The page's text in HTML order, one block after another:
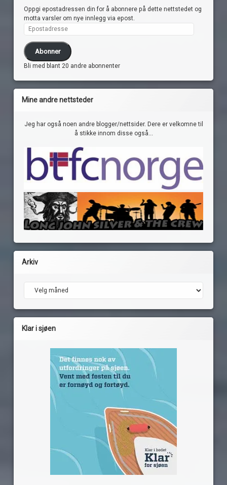
Oppgi epostadressen din for å abonnere på dette nettstedet og
motta varsler om nye innlegg via epost.
Epostadresse
Abonner
Bli med blant 20 andre abonnenter
Mine andre nettsteder
Jeg har også noen andre blogger/nettsider. Dere er velkomne til
å stikke innom disse også...
Arkiv
Klar i sjøen